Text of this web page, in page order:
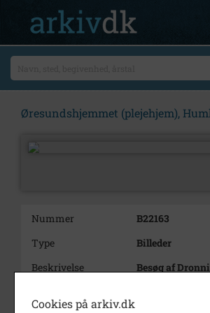
Øresundshjemmet (plejehjem),
Nummer
B22163
Type
Billeder
Beskrivelse
Besøg af
Cookies på arkiv.dk